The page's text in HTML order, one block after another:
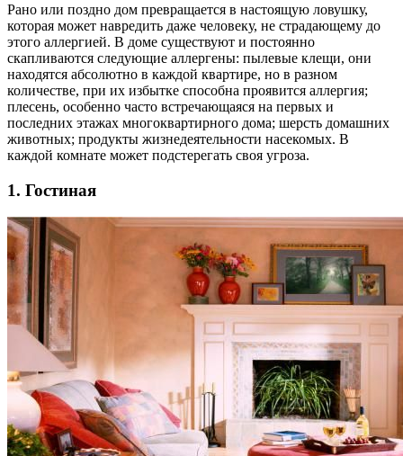
Рано или поздно дом превращается в настоящую ловушку,
которая может навредить даже человеку, не страдающему до
этого аллергией. В доме существуют и постоянно
скапливаются следующие аллергены: пылевые клещи, они
находятся абсолютно в каждой квартире, но в разном
количестве, при их избытке способна проявится аллергия;
плесень, особенно часто встречающаяся на первых и
последних этажах многоквартирного дома; шерсть домашних
животных; продукты жизнедеятельности насекомых. В
каждой комнате может подстерегать своя угроза.
1. Гостиная